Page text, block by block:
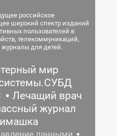
российское
широкий спектр изданий
пользователей в
телекоммуникаций,
для детей.
мир
Лечащий врач
журнал
данными